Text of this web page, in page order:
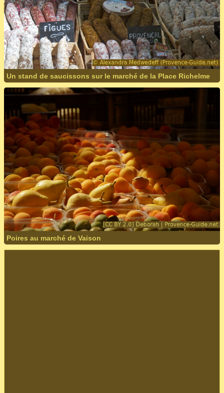
Un stand de saucissons sur le marché de la Place Richelme
Poires au marché de Vaison